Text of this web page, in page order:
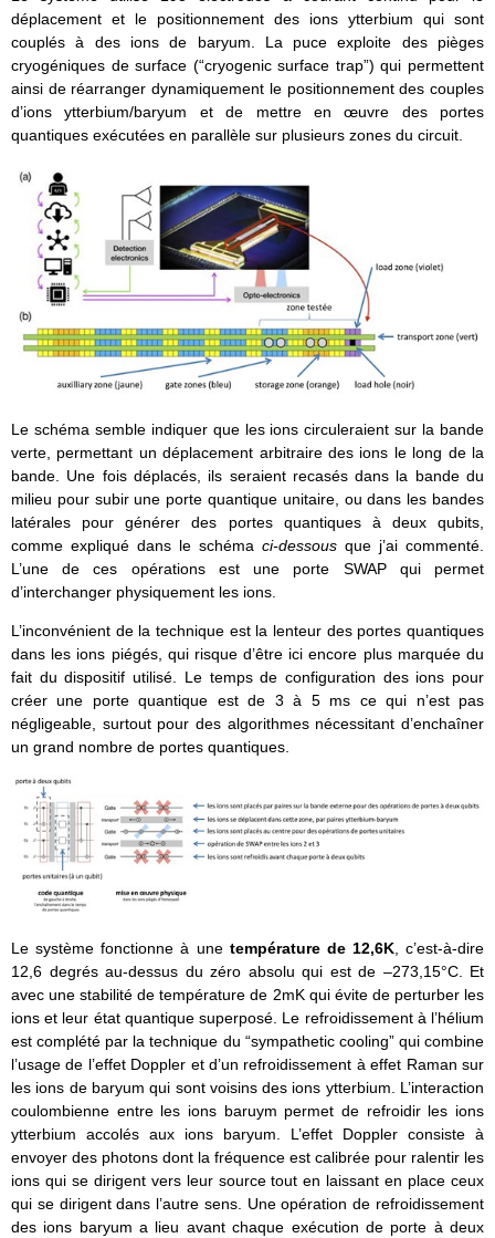
déplacement et le positionnement des ions ytterbium qui sont
couplés à des ions de baryum. La puce exploite des pièges
cryogéniques de surface (“cryogenic surface trap”) qui permettent
ainsi de réarranger dynamiquement le positionnement des couples
d’ions ytterbium/baryum et de mettre en œuvre des portes
quantiques exécutées en parallèle sur plusieurs zones du circuit.
Le schéma semble indiquer que les ions circuleraient sur la bande
verte, permettant un déplacement arbitraire des ions le long de la
bande. Une fois déplacés, ils seraient recasés dans la bande du
milieu pour subir une porte quantique unitaire, ou dans les bandes
latérales pour générer des portes quantiques à deux qubits,
comme expliqué dans le schéma ci-dessous que j’ai commenté.
L’une de ces opérations est une porte SWAP qui permet
d’interchanger physiquement les ions.
L’inconvénient de la technique est la lenteur des portes quantiques
dans les ions piégés, qui risque d’être ici encore plus marquée du
fait du dispositif utilisé. Le temps de configuration des ions pour
créer une porte quantique est de 3 à 5 ms ce qui n’est pas
négligeable, surtout pour des algorithmes nécessitant d’enchaîner
un grand nombre de portes quantiques.
Le système fonctionne à une température de 12,6K, c’est-à-dire
12,6 degrés au-dessus du zéro absolu qui est de –273,15°C. Et
avec une stabilité de température de 2mK qui évite de perturber les
ions et leur état quantique superposé. Le refroidissement à l’hélium
est complété par la technique du “sympathetic cooling” qui combine
l’usage de l’effet Doppler et d’un refroidissement à effet Raman sur
les ions de baryum qui sont voisins des ions ytterbium. L’interaction
coulombienne entre les ions baruym permet de refroidir les ions
ytterbium accolés aux ions baryum. L’effet Doppler consiste à
envoyer des photons dont la fréquence est calibrée pour ralentir les
ions qui se dirigent vers leur source tout en laissant en place ceux
qui se dirigent dans l’autre sens. Une opération de refroidissement
des ions baryum a lieu avant chaque exécution de porte à deux